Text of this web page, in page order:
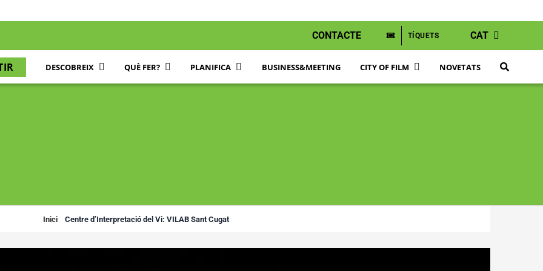
CONTACTE TÍQUETS CAT
DESCOBREIX QUÈ FER? PLANIFICA BUSINESS&MEETING CITY OF FILM NOVETATS
Inici» Centre d’Interpretació del Vi: VILAB Sant Cugat